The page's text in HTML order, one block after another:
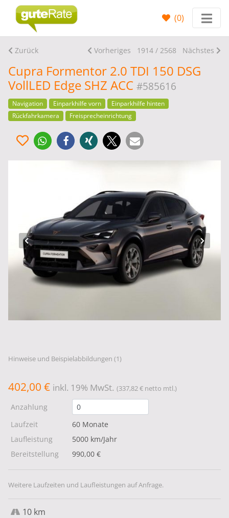
(0)
Zurück Vorheriges 1914 / 2568 Nächstes
Cupra Formentor 2.0 TDI 150 DSG
VollLED Edge SHZ ACC #585616
Navigation Einparkhilfe vorn
Einparkhilfe hinten
Rückfahrkamera
Freisprecheinrichtung
Hinweise und Beispielabbildungen (1)
402,00 € inkl. 19% MwSt. (337,82 € netto mtl.)
Anzahlung
Laufzeit
60 Monate
Laufleistung
5000 km/Jahr
Bereitstellung
990,00 €
Weitere Laufzeiten und Laufleistungen auf Anfrage.
10 km